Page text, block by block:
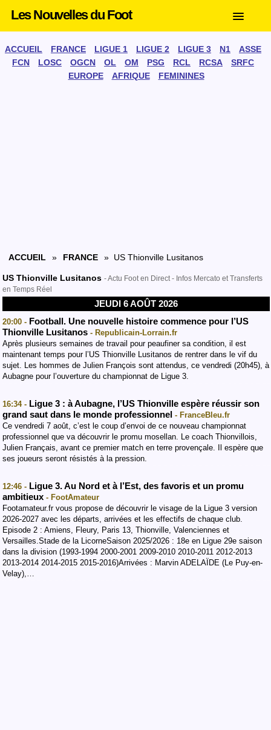
Les Nouvelles du Foot
ACCUEIL FRANCE LIGUE 1 LIGUE 2 LIGUE 3 N1
ASSE
FCN
LOSC OGCN OL OM PSG RCL RCSA
SRFC
EUROPE
AFRIQUE FEMININES
ACCUEIL » FRANCE » US Thionville Lusitanos
US Thionville Lusitanos - Actu Foot en Direct - Infos Mercato et Transferts
en Temps Réel
JEUDI 6 AOÛT 2026
20:00 - Football. Une nouvelle histoire commence pour l’US
Thionville Lusitanos - Republicain-Lorrain.fr
Après plusieurs semaines de travail pour peaufiner sa condition, il est
maintenant temps pour l’US Thionville Lusitanos de rentrer dans le vif du
sujet. Les hommes de Julien François sont attendus, ce vendredi (20h45), à
Aubagne pour l’ouverture du championnat de Ligue 3.
16:34 - Ligue 3 : à Aubagne, l’US Thionville espère réussir son
grand saut dans le monde professionnel - FranceBleu.fr
Ce vendredi 7 août, c’est le coup d’envoi de ce nouveau championnat
professionnel que va découvrir le promu mosellan. Le coach Thionvillois,
Julien Français, avant ce premier match en terre provençale. Il espère que
ses joueurs seront résistés à la pression.
12:46 - Ligue 3. Au Nord et à l’Est, des favoris et un promu
ambitieux - FootAmateur
Footamateur.fr vous propose de découvrir le visage de la Ligue 3 version
2026-2027 avec les départs, arrivées et les effectifs de chaque club.
Episode 2 : Amiens, Fleury, Paris 13, Thionville, Valenciennes et
Versailles.Stade de la LicorneSaison 2025/2026 : 18e en Ligue 29e saison
dans la division (1993-1994 2000-2001 2009-2010 2010-2011 2012-2013
2013-2014 2014-2015 2015-2016)Arrivées : Marvin ADELAÏDE (Le Puy-en-
Velay),…